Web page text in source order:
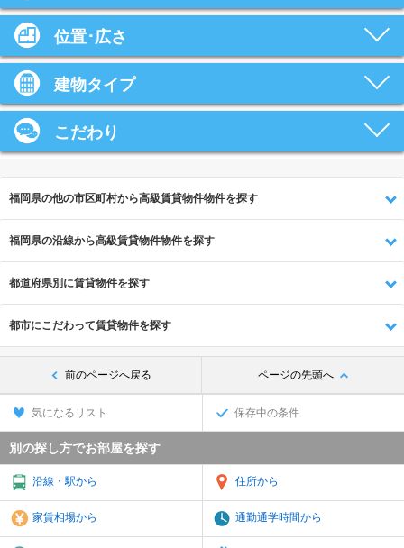
位置･広さ
建物タイプ
こだわり
福岡県の他の市区町村から高級賃貸物件物件を探す
福岡県の沿線から高級賃貸物件物件を探す
都道府県別に賃貸物件を探す
都市にこだわって賃貸物件を探す
前のページへ戻る ページの先頭へ
気になるリスト 保存中の条件
別の探し方でお部屋を探す
沿線・駅から 住所から
家賃相場から 通勤通学時間から